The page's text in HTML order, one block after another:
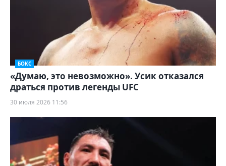
БОКС
«Думаю, это невозможно». Усик отказался
драться против легенды UFC
30 июля 2026 11:56